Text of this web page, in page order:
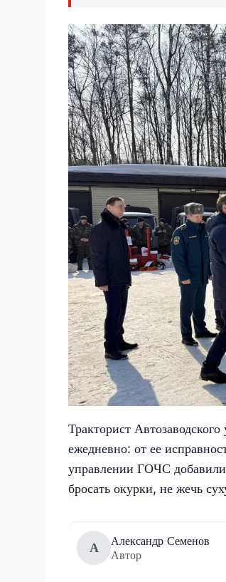
Тракторист
ежедневно: от ее
управлении ГОЧС
бросать окурки, не жечь
А
Александр Семенов
Автор